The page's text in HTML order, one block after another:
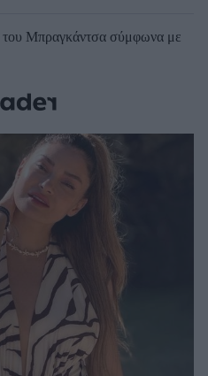
του Μπραγκάντσα σύμφωνα με